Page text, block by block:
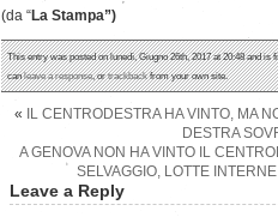
(da “La Stampa”)
This entry was posted on lunedì, Giugno 26th, 2017 at 20:48 and is
canleave a response, ortrackbackfrom your own site.
«
IL CENTRODESTRA HA VINTO, MA
DESTRA
A GENOVA NON HA VINTO IL
SELVAGGIO, LOTTE
Leave a Reply